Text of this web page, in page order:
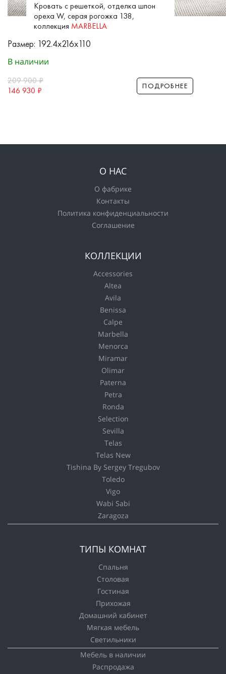
Кровать с решеткой, отделка шпон
ореха W, серая рогожка 138,
коллекция MARBELLA
Размер: 192.4x216x110
В наличии
209 900₽
146 930 ₽ ПОДРОБНЕЕ
О НАС
О фабрике
Контакты
Политика конфиденциальности
Соглашение
КОЛЛЕКЦИИ
Accessories
Altea
Avila
Benissa
Calpe
Marbella
Menorca
Miramar
Olimar
Paterna
Petra
Ronda
Selection
Sevilla
Telas
Telas New
Tishina By Sergey Tregubov
Toledo
Vigo
Wabi Sabi
Zaragoza
ТИПЫ КОМНАТ
Спальня
Столовая
Гостиная
Прихожая
Домашний кабинет
Мягкая мебель
Светильники
Мебель в наличии
Распродажа